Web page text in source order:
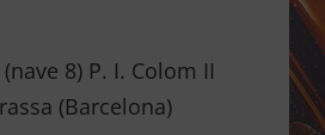
8) P. I. Colom II
(Barcelona)